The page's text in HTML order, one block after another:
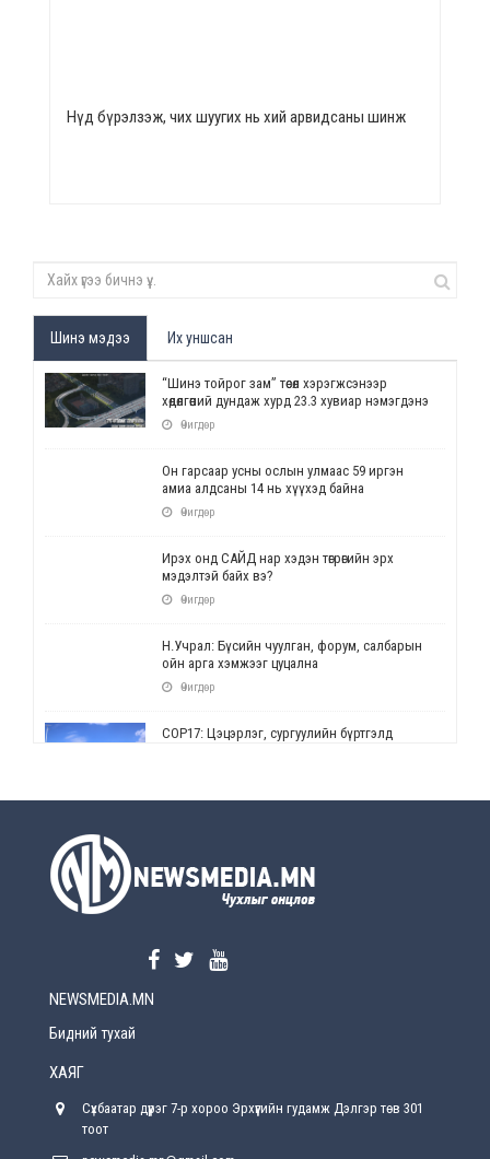
Нүд бүрэлзэж, чих шуугих нь хий арвидсаны шинж
Шинэ мэдээ Их уншсан
“Шинэ тойрог зам” төсөл хэрэгжсэнээр
хөдөлгөөний дундаж хурд 23.3 хувиар нэмэгдэнэ
Өчигдөр
Он гарсаар усны ослын улмаас 59 иргэн
амиа алдсаны 14 нь хүүхэд байна
Өчигдөр
Ирэх онд САЙД нар хэдэн төгрөгийн эрх
мэдэлтэй байх вэ?
Өчигдөр
Н.Учрал: Бүсийн чуулган, форум, салбарын
ойн арга хэмжээг цуцална
Өчигдөр
СОР17: Цэцэрлэг, сургуулийн бүртгэлд
Өчигдөр
Өчигдөр
хүрсэн өгөөжөөрөө ажлаа үнэлж, хэрэгжилтээ
NEWSMEDIA.MN
Бидний тухай
ХАЯГ
Сүхбаатар дүүрэг 7-р хороо Эрхүүгийн гудамж Дэлгэр төв 301
тоот